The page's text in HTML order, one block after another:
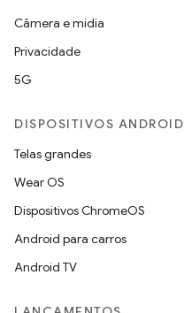
Câmera e mídia
Privacidade
5G
DISPOSITIVOS ANDROID
Telas grandes
Wear OS
Dispositivos ChromeOS
Android para carros
Android TV